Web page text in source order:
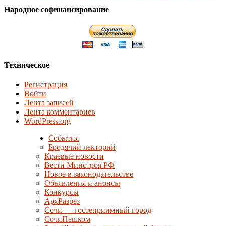
Народное софинансирование
Техническое
Регистрация
Войти
Лента записей
Лента комментариев
WordPress.org
События
Бродячий лекторий
Краевые новости
Вести Минстроя РФ
Новое в законодательстве
Объявления и анонсы
Конкурсы
АрхРазрез
Сочи — гостеприимный город
СочиПешком